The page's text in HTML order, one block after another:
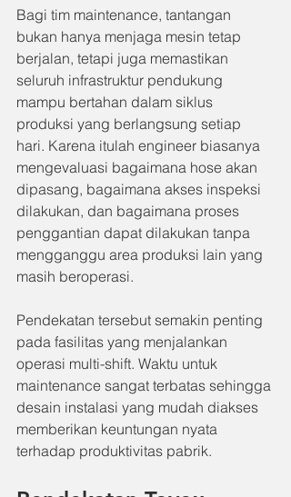
Bagi tim maintenance, tantangan
bukan hanya menjaga mesin tetap
berjalan, tetapi juga memastikan
seluruh infrastruktur pendukung
mampu bertahan dalam siklus
produksi yang berlangsung setiap
hari. Karena itulah engineer biasanya
mengevaluasi bagaimana hose akan
dipasang, bagaimana akses inspeksi
dilakukan, dan bagaimana proses
penggantian dapat dilakukan tanpa
mengganggu area produksi lain yang
masih beroperasi.
Pendekatan tersebut semakin penting
pada fasilitas yang menjalankan
operasi multi-shift. Waktu untuk
maintenance sangat terbatas sehingga
desain instalasi yang mudah diakses
memberikan keuntungan nyata
terhadap produktivitas pabrik.